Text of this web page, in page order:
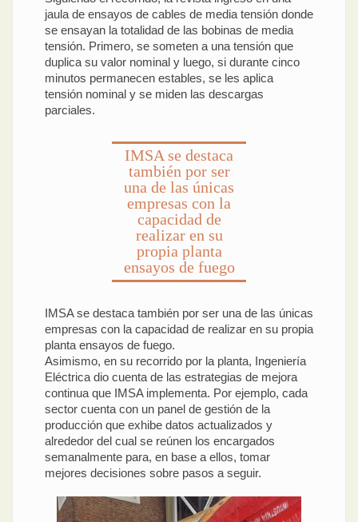
jaula de ensayos de cables de media tensión donde
se ensayan la totalidad de las bobinas de media
tensión. Primero, se someten a una tensión que
duplica su valor nominal y luego, si durante cinco
minutos permanecen estables, se les aplica
tensión nominal y se miden las descargas
parciales.
IMSA se destaca
también por ser
una de las únicas
empresas con la
capacidad de
realizar en su
propia planta
ensayos de fuego
IMSA se destaca también por ser una de las únicas
empresas con la capacidad de realizar en su propia
planta ensayos de fuego.
Asimismo, en su recorrido por la planta, Ingeniería
Eléctrica dio cuenta de las estrategias de mejora
continua que IMSA implementa. Por ejemplo, cada
sector cuenta con un panel de gestión de la
producción que exhibe datos actualizados y
alrededor del cual se reúnen los encargados
semanalmente para, en base a ellos, tomar
mejores decisiones sobre pasos a seguir.